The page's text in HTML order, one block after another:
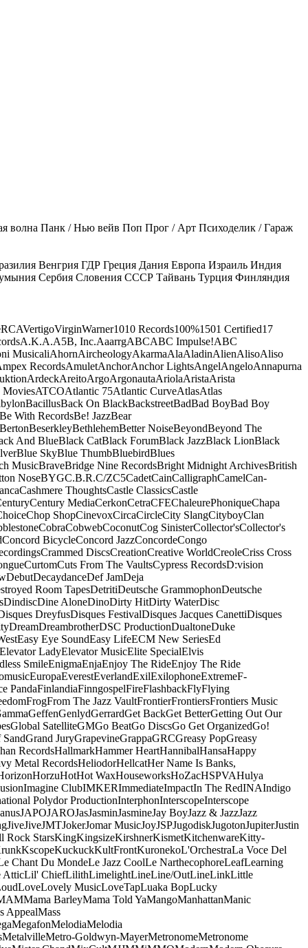
волна Панк / Нью вейв Поп Прог / Арт Психоделик / Гараж
Венгрия ГДР Греция Дания Европа Израиль Индия
Сербия Словения СССР Тайвань Турция Финляндия
RCAVertigoVirginWarner1010 Records100%1501 Certified17
A.K.A.A5B, Inc.AaarrgABCABC Impulse!ABC
MusicaliAhornAircheologyAkarmaAlaAladinAlienAlisoAliso
RecordsAmuletAnchorAnchor LightsAngelAngeloAnnapurna
ArdeckAreitoArgoArgonautaAriolaAristaArista
MoviesATCOAtlantic 75Atlantic CurveAtlasAtlas
BacillusBack On BlackBackstreetBadBad BoyBad Boy
Be With RecordsBe! JazzBear
BertonBeserkleyBethlehemBetter NoiseBeyondBeyond The
And BlueBlack CatBlack ForumBlack JazzBlack LionBlack
Blue SkyBlue ThumbBluebirdBlues
MusicBraveBridge Nine RecordsBright Midnight ArchivesBritish
NoseBYGC.B.R.C/ZC5CadetCainCalligraphCamelCan-
Cashmere ThoughtsCastle ClassicsCastle
Century MediaCerkonCetraCFEChaleurePhoniqueChapa
Chop ShopCinevoxCircaCircleCity SlangCityboyClan
CobraCobwebCoconutCog SinisterCollector'sCollector's
Concord BicycleConcord JazzConcordeCongo
Crammed DiscsCreationCreative WorldCreoleCriss Cross
CurtomCuts From The VaultsCypress RecordsD:vision
DebutDecaydanceDef JamDeja
Room TapesDetritiDeutsche GrammophonDeutsche
DindiscDine AloneDinoDirty HitDirty WaterDisc
DreyfusDisques FestivalDisques Jacques CanettiDisques
DreamDreambrotherDSC ProductionDualtoneDuke
Easy Eye SoundEasy LifeECM New SeriesEd
Elevator LadyElevator MusicElite SpecialElvis
SmileEnigmaEnjaEnjoy The RideEnjoy The Ride
EuropaEverestEverlandExilExilophoneExtremeF-
PandaFinlandiaFinngospelFireFlashbackFlyFlying
FrogFrom The Jazz VaultFrontierFrontiersFrontiers Music
GeffenGenlydGerrardGet BackGet BetterGetting Out Our
Global SatelliteGMGo BeatGo DiscsGo Get OrganizedGo!
Grand JuryGrapevineGrappaGRCGreasy PopGreasy
RecordsHallmarkHammer HeartHannibalHansaHappy
Metal RecordsHeliodorHellcatHer Name Is Banks,
HorzuHotHot WaxHouseworksHoZacHSPVAHulya
Imagine ClubIMKERImmediateImpactIn The RedINAIndigo
Polydor ProductionInterphonInterscopeInterscope
JAPOJAROJasJasminJasmineJay BoyJazz & JazzJazz
JiveJiveJMTJokerJomar MusicJoyJSPJugodiskJugotonJupiterJustin
Rock StarsKingKingsizeKirshnerKismetKitchenwareKitty-
KscopeKuckuckKultFrontKuronekoL'OrchestraLa Voce Del
Chant Du MondeLe Jazz CoolLe NarthecophoreLeafLearning
AtticLil' ChiefLilithLimelightLineLine/OutLineLinkLittle
LoveLovely MusicLoveTapLuaka BopLucky
Mama BarleyMama Told YaMangoManhattanManic
AppealMass
MegafonMelodiaMelodia
MetalvilleMetro-Goldwyn-MayerMetronomeMetronome